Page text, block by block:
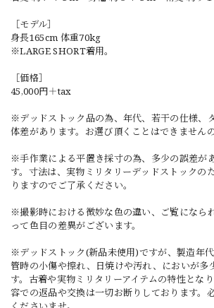
［モデル］
身長165cm 体重70kg
※LARGE SHORT着用。
［価格］
45,000円＋tax
※デッドストック品の為、年代、若干の仕様、
体差があります。お選び頂くことはできません
※手作業による平置き採寸の為、多少の誤差が
す。寸法は、実物ミリタリーデッドストックの
りますのでご了承ください。
※撮影時における微妙な色の違い、ご覧になら
って色目の差異がございます。
※デッドストック(新品未使用)ですが、製造年
管時の小傷や擦れ、日焼けや汚れ、においが多
す。古着や実物ミリタリーアイテムの特性とな
容での返品や交換は一切お断りしております。